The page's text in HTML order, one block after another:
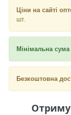
Ціни на сайті
шт.
Мінімальна
Безкоштовна